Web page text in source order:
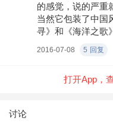
的感觉，说的严重
当然它包装了中国
寻》和《海洋之歌
最后的坦诚相见的
国漫汗颜。作者坚
2016-07-08 5 回复
打开App，
讨论